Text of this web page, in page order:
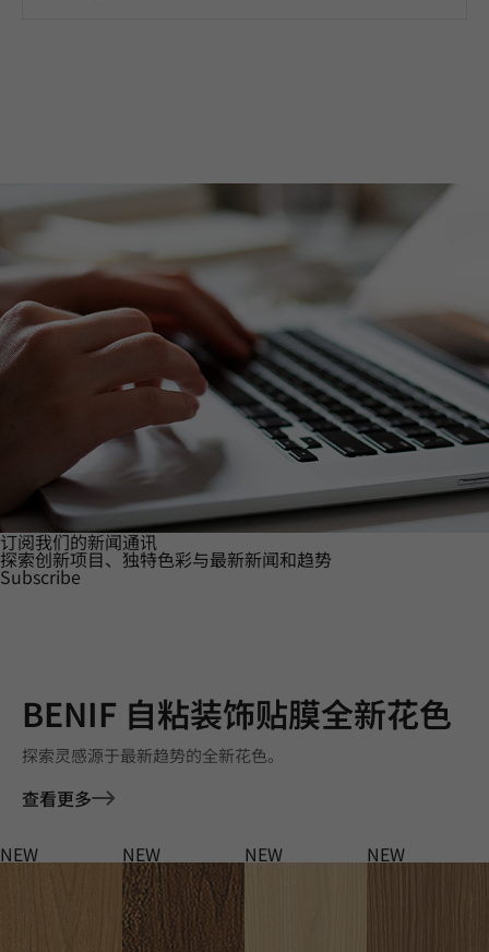
订阅我们的新闻通讯
探索创新项目、独特色彩与最新新闻和趋势
Subscribe
BENIF 自粘装饰贴膜全新花色
探索灵感源于最新趋势的全新花色。
查看更多
NEW NEW NEW NEW